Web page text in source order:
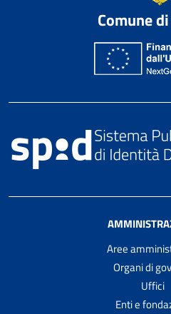
Comune
Aree
Organi di
Uffici
Enti e